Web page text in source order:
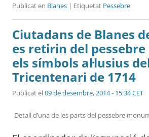
Publicat en Blanes | Etiquetat Pessebre
Ciutadans de Blanes
es retirin del
els símbols al·lusius
Tricentenari de 1714
Publicat el09 de desembre, 2014 - 15:34 CET
Detall d’una de les parts del pessebre